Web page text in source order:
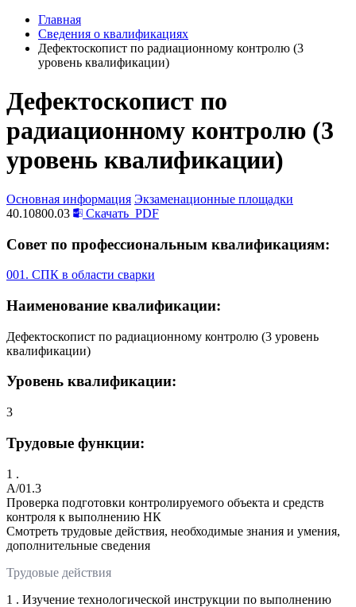
Главная
Сведения о квалификациях
Дефектоскопист по радиационному контролю (3
уровень квалификации)
Дефектоскопист по
радиационному контролю (3
уровень квалификации)
Основная информация Экзаменационные площадки
40.10800.03
Скачать PDF
Совет по профессиональным квалификациям:
001. СПК в области сварки
Наименование квалификации:
Дефектоскопист по радиационному контролю (3 уровень
квалификации)
Уровень квалификации:
3
Трудовые функции:
1 .
A/01.3
Проверка подготовки контролируемого объекта и средств
контроля к выполнению НК
Смотреть трудовые действия, необходимые знания и умения,
дополнительные сведения
Трудовые действия
1 . Изучение технологической инструкции по выполнению